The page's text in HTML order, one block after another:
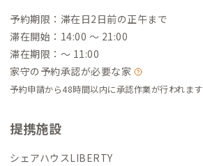
予約期限：滞在日2日前の正午まで
滞在開始：14:00 〜 21:00
滞在期限：〜 11:00
家守の予約承認が必要な家
予約申請から48時間以内に承認作業が行われます
提携施設
シェアハウスLIBERTY